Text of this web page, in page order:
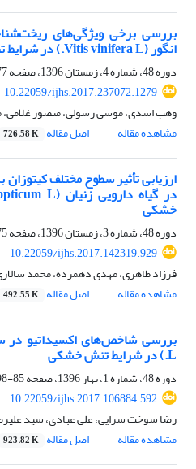
بررسی برخی ویژگی‌های
انگور (Vitis vinifera L.) در شرایط تنش خشکی
دوره 48، شماره 4، زمستان 1396، صفحه
10.22059/ijhs.2017.237072.1279
وهب اسدی، موسی رسولی، منصور
مشاهده مقاله
اصل مقاله 726.58 K
ارزیابی تأثیر سطوح مختلف
خشکی
دوره 48، شماره 3، زمستان 1396، صفحه
10.22059/ijhs.2017.142319.929
فرزاد طاهری، مهدی دهمرده، محمد
مشاهده مقاله
اصل مقاله 492.55 K
L.) در شرایط تنش خشکی
دوره 48، شماره 1، بهار 1396، صفحه
85-98
10.22059/ijhs.2017.106884.592
رضا سوخت سرایی، علی عبادی، سید
مشاهده مقاله
اصل مقاله 923.82 K